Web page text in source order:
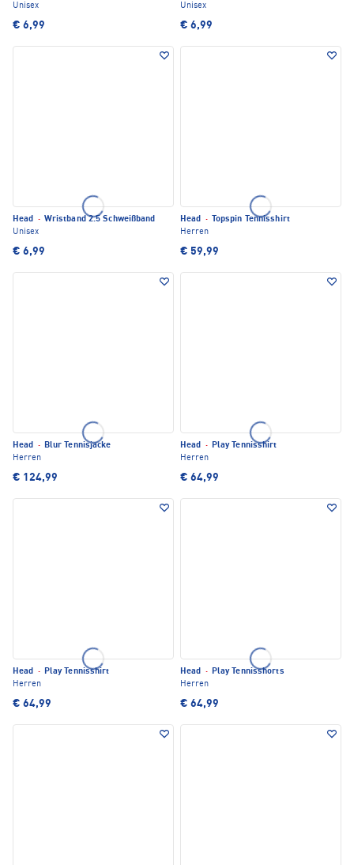
Unisex
€ 6,99
Unisex
€ 6,99
Head · Wristband 2.5 Schweißband
Unisex
€ 6,99
Head ·
Topspin Tennisshirt
Herren
€ 59,99
Head · Blur Tennisjacke
Herren
€ 124,99
Head · Play Tennisshirt
Herren
€ 64,99
Head · Play Tennisshirt
Herren
€ 64,99
Head · Play Tennisshorts
Herren
€ 64,99